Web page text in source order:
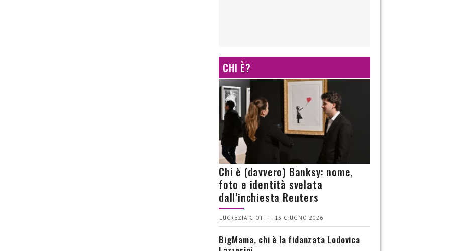
CHI È?
Chi è (davvero) Banksy: nome,
foto e identità svelata
dall’inchiesta Reuters
LUCREZIA CIOTTI | 13 GIUGNO 2026
BigMama, chi è la fidanzata Lodovica